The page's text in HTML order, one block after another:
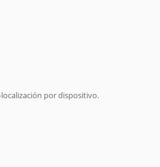
por dispositivo.